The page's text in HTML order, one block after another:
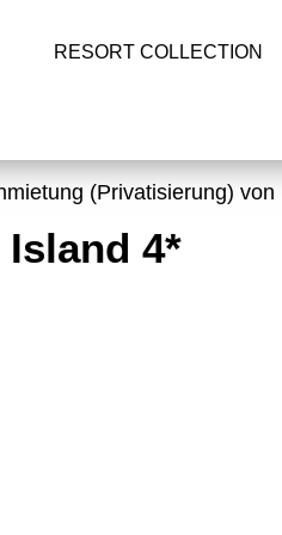
RESORT COLLECTION
(Privatisierung) von
4*